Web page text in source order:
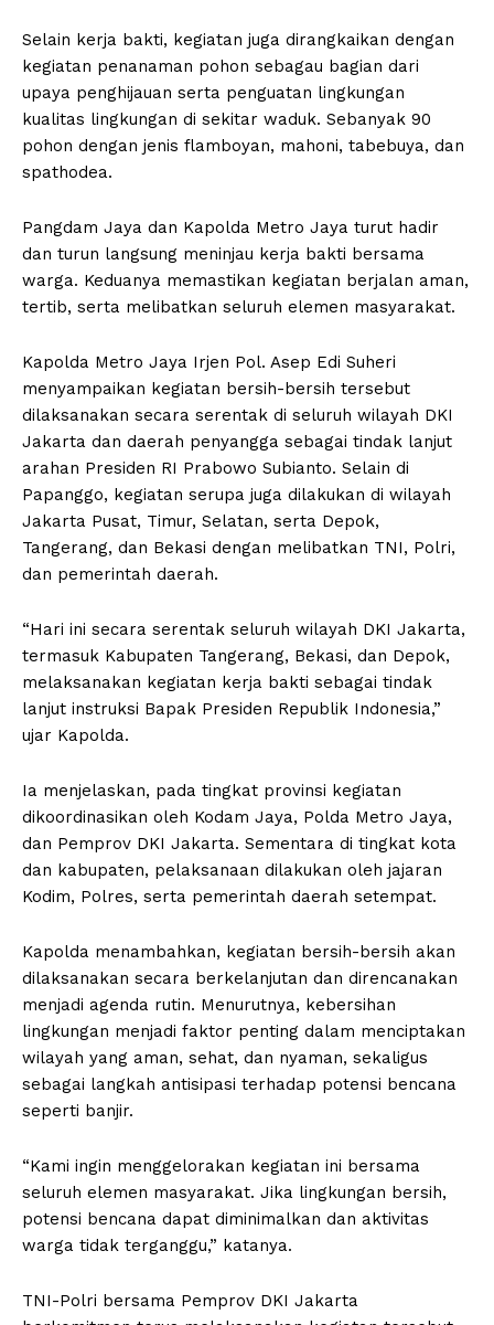
Selain kerja bakti, kegiatan juga dirangkaikan dengan
kegiatan penanaman pohon sebagau bagian dari
upaya penghijauan serta penguatan lingkungan
kualitas lingkungan di sekitar waduk. Sebanyak 90
pohon dengan jenis flamboyan, mahoni, tabebuya, dan
spathodea.
Pangdam Jaya dan Kapolda Metro Jaya turut hadir
dan turun langsung meninjau kerja bakti bersama
warga. Keduanya memastikan kegiatan berjalan aman,
tertib, serta melibatkan seluruh elemen masyarakat.
Kapolda Metro Jaya Irjen Pol. Asep Edi Suheri
menyampaikan kegiatan bersih-bersih tersebut
dilaksanakan secara serentak di seluruh wilayah DKI
Jakarta dan daerah penyangga sebagai tindak lanjut
arahan Presiden RI Prabowo Subianto. Selain di
Papanggo, kegiatan serupa juga dilakukan di wilayah
Jakarta Pusat, Timur, Selatan, serta Depok,
Tangerang, dan Bekasi dengan melibatkan TNI, Polri,
dan pemerintah daerah.
“Hari ini secara serentak seluruh wilayah DKI Jakarta,
termasuk Kabupaten Tangerang, Bekasi, dan Depok,
melaksanakan kegiatan kerja bakti sebagai tindak
lanjut instruksi Bapak Presiden Republik Indonesia,”
ujar Kapolda.
Ia menjelaskan, pada tingkat provinsi kegiatan
dikoordinasikan oleh Kodam Jaya, Polda Metro Jaya,
dan Pemprov DKI Jakarta. Sementara di tingkat kota
dan kabupaten, pelaksanaan dilakukan oleh jajaran
Kodim, Polres, serta pemerintah daerah setempat.
Kapolda menambahkan, kegiatan bersih-bersih akan
dilaksanakan secara berkelanjutan dan direncanakan
menjadi agenda rutin. Menurutnya, kebersihan
lingkungan menjadi faktor penting dalam menciptakan
wilayah yang aman, sehat, dan nyaman, sekaligus
sebagai langkah antisipasi terhadap potensi bencana
seperti banjir.
“Kami ingin menggelorakan kegiatan ini bersama
seluruh elemen masyarakat. Jika lingkungan bersih,
potensi bencana dapat diminimalkan dan aktivitas
warga tidak terganggu,” katanya.
TNI-Polri bersama Pemprov DKI Jakarta